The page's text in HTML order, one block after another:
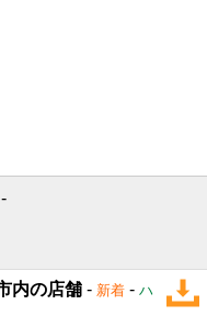
内の店舗 - 新着 - ハ